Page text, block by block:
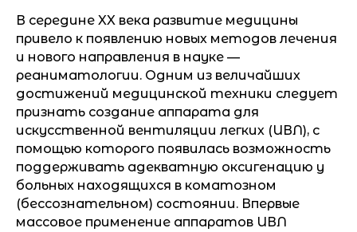
В середине XX века развитие медицины
привело к появлению новых методов лечения
и нового направления в науке —
реаниматологии. Одним из величайших
достижений медицинской техники следует
признать создание аппарата для
искусственной вентиляции легких (ИВЛ), с
помощью которого появилась возможность
поддерживать адекватную оксигенацию у
больных находящихся в коматозном
(бессознательном) состоянии. Впервые
массовое применение аппаратов ИВЛ